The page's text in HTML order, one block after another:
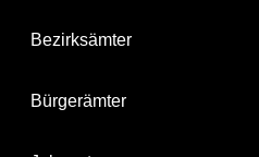
Bezirksämter
Bürgerämter